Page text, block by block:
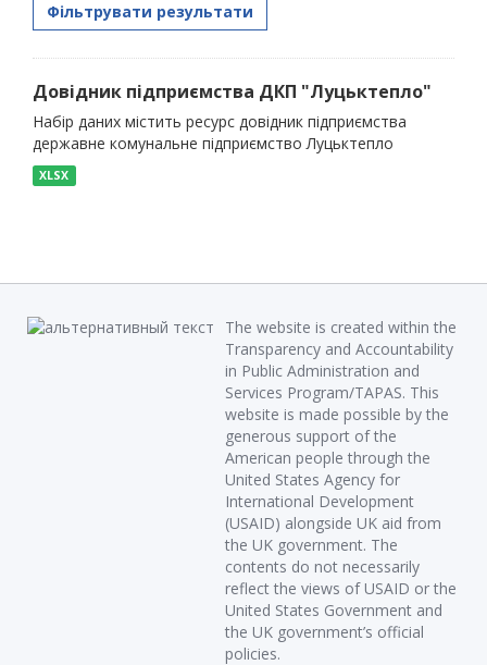
Фільтрувати результати
Довідник підприємства ДКП "Луцьктепло"
Набір даних містить ресурс довідник підприємства
державне комунальне підприємство Луцьктепло
XLSX
The website is created within the
Transparency and Accountability
in Public Administration and
Services Program/TAPAS. This
website is made possible by the
generous support of the
American people through the
United States Agency for
International Development
(USAID) alongside UK aid from
the UK government. The
contents do not necessarily
reflect the views of USAID or the
United States Government and
the UK government’s official
policies.